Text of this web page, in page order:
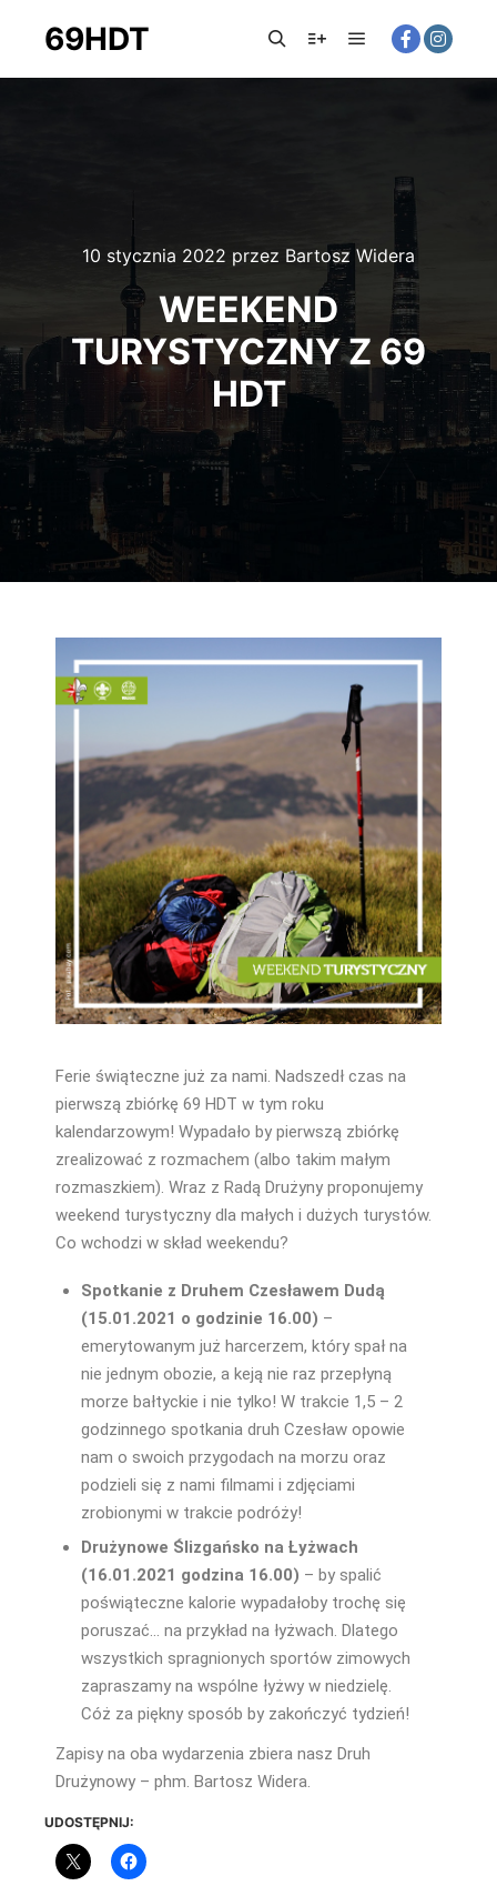
69HDT
10 stycznia 2022 przez Bartosz Widera
WEEKEND
TURYSTYCZNY Z 69
HDT
Ferie świąteczne już za nami. Nadszedł czas na
pierwszą zbiórkę 69 HDT w tym roku
kalendarzowym! Wypadało by pierwszą zbiórkę
zrealizować z rozmachem (albo takim małym
rozmaszkiem). Wraz z Radą Drużyny proponujemy
weekend turystyczny dla małych i dużych turystów.
Co wchodzi w skład weekendu?
Spotkanie z Druhem Czesławem Dudą
(15.01.2021 o godzinie 16.00) –
emerytowanym już harcerzem, który spał na
nie jednym obozie, a keją nie raz przepłyną
morze bałtyckie i nie tylko! W trakcie 1,5 – 2
godzinnego spotkania druh Czesław opowie
nam o swoich przygodach na morzu oraz
podzieli się z nami filmami i zdjęciami
zrobionymi w trakcie podróży!
Drużynowe Ślizgańsko na Łyżwach
(16.01.2021 godzina 16.00) – by spalić
poświąteczne kalorie wypadałoby trochę się
poruszać… na przykład na łyżwach. Dlatego
wszystkich spragnionych sportów zimowych
zapraszamy na wspólne łyżwy w niedzielę.
Cóż za piękny sposób by zakończyć tydzień!
Zapisy na oba wydarzenia zbiera nasz Druh
Drużynowy – phm. Bartosz Widera.
UDOSTĘPNIJ: